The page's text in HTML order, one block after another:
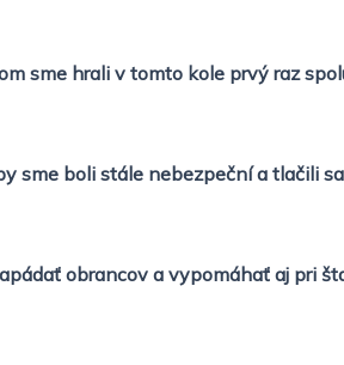
sme hrali v tomto kole prvý raz
sme boli stále nebezpeční a tlačili
obrancov a vypomáhať aj pri